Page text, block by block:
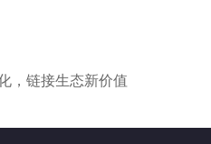
，链接生态新价值